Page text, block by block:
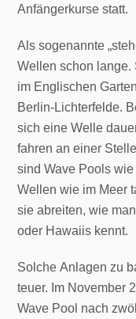
Anfängerkurse statt.
Als sogenannte
Wellen schon lange.
im Englischen
Berlin-Lichterfelde.
sich eine Welle
fahren an einer
sind Wave Pools
Wellen wie im Meer
sie abreiten, wie
oder Hawaiis kennt.
Solche Anlagen zu
teuer. Im November
Wave Pool nach